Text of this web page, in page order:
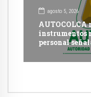
agosto 5, 2026
AUTOCOLCA
instrumentos
personal